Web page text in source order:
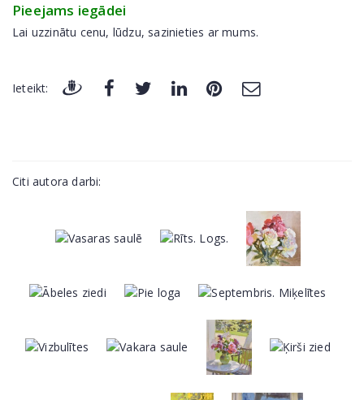
Pieejams iegādei
Lai uzzinātu cenu, lūdzu, sazinieties ar mums.
Ieteikt:
Citi autora darbi: